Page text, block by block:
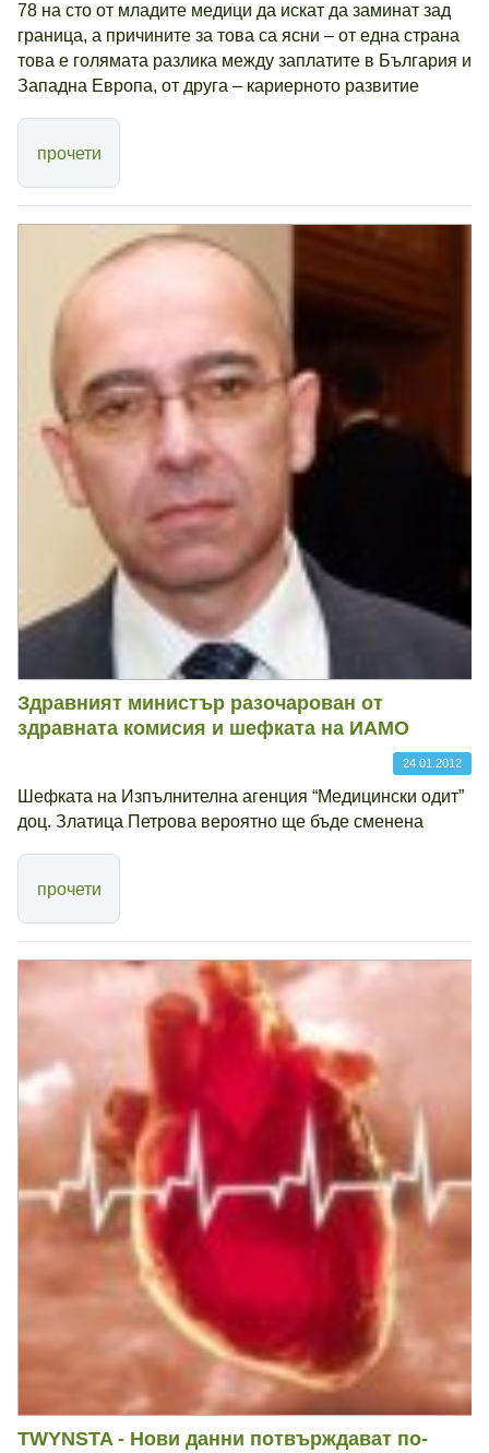
78 на сто от младите медици да искат да заминат зад
граница, а причините за това са ясни – от една страна
това е голямата разлика между заплатите в България и
Западна Европа, от друга – кариерното развитие
прочети
Здравният министър разочарован от
здравната комисия и шефката на ИАМО
24.01.2012
Шефката на Изпълнителна агенция “Медицински одит”
доц. Златица Петрова вероятно ще бъде сменена
прочети
TWYNSTA - Нови данни потвърждават по-